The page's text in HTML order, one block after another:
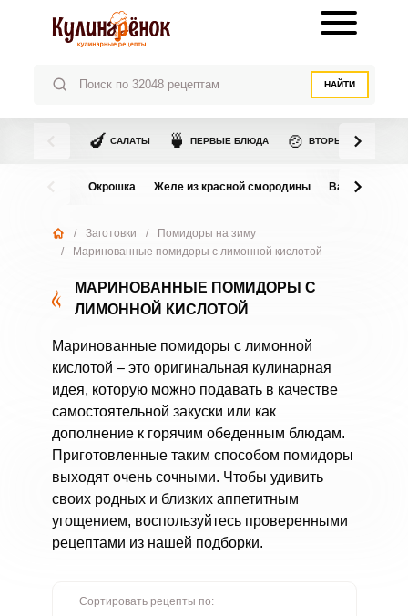
НАЙТИ
🍆 САЛАТЫ 🍵 ПЕРВЫЕ БЛЮДА 🍲 ВТОРЫЕ БЛЮДА
Окрошка Желе из красной смородины Варенье из
/ Заготовки /
Помидоры на зиму
/
Маринованные помидоры с лимонной кислотой
МАРИНОВАННЫЕ ПОМИДОРЫ С
ЛИМОННОЙ КИСЛОТОЙ
Маринованные помидоры с лимонной
кислотой – это оригинальная кулинарная
идея, которую можно подавать в качестве
самостоятельной закуски или как
дополнение к горячим обеденным блюдам.
Приготовленные таким способом помидоры
выходят очень сочными. Чтобы удивить
своих родных и близких аппетитным
угощением, воспользуйтесь проверенными
рецептами из нашей подборки.
Сортировать рецепты по: